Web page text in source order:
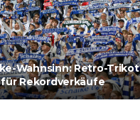
Wahnsinn: Retro-Trikot
Rekordverkäufe